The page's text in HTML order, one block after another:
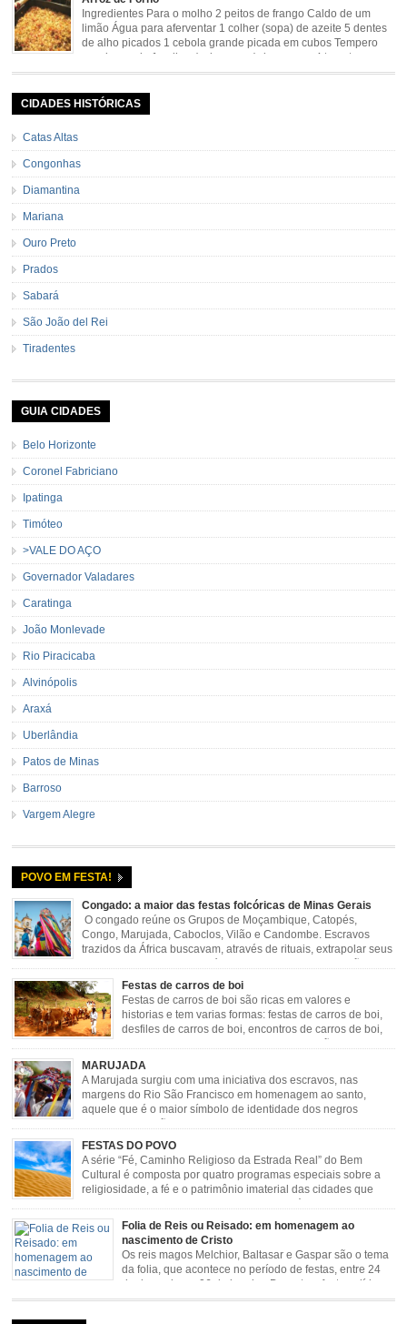
mineira/bananada#tempo-de-preparo
Ingredientes Para o molho 2 peitos de frango Caldo de um
limão Água para aferventar 1 colher (sopa) de azeite 5 dentes
de alho picados 1 cebola grande picada em cubos Tempero
caseiro verde 1 colher (sobremesa) de urucum 4 tomates sem
pele e sem sementes 1 pitada de noz moscada Salsa e cebolinha Pimenta
CIDADES HISTÓRICAS
Catas Altas
Congonhas
Diamantina
Mariana
Ouro Preto
Prados
Sabará
São João del Rei
Tiradentes
GUIA CIDADES
Belo Horizonte
Coronel Fabriciano
Ipatinga
Timóteo
>VALE DO AÇO
Governador Valadares
Caratinga
João Monlevade
Rio Piracicaba
Alvinópolis
Araxá
Uberlândia
Patos de Minas
Barroso
Vargem Alegre
POVO EM FESTA!
Congado: a maior das festas folcóricas de Minas Gerais
O congado reúne os Grupos de Moçambique, Catopés,
Congo, Marujada, Caboclos, Vilão e Candombe. Escravos
trazidos da África buscavam, através de rituais, extrapolar seus
sentimentos e culto a sua fé. O Congado nasceu da fusão
destes ritos com a religião católica, imposta aos negros pela Igreja, surgindo
novas histórias que envolviam, sobretudo, Nossa Senhora do […]
Festas de carros de boi
Festas de carros de boi são ricas em valores e
historias e tem varias formas: festas de carros de boi,
desfiles de carros de boi, encontros de carros de boi,
rodeios, carreatas de carros de boi, mutirão de carros
de boi, carreteada, carreiros, candeeiros, boiadas, carapinas, artesãos,
exposição agropecuária, ou seja é um ponto forte […]
MARUJADA
A Marujada surgiu com uma iniciativa dos escravos, nas
margens do Rio São Francisco em homenagem ao santo,
aquele que é o maior símbolo de identidade dos negros
sendo milagroso e grande protetor de suas causas. o ponto alto da festa de
São Benedito é a Marujada. […]
FESTAS DO POVO
A série “Fé, Caminho Religioso da Estrada Real” do Bem
Cultural é composta por quatro programas especiais sobre a
religiosidade, a fé e o patrimônio imaterial das cidades que
Senhora da Piedade (MG) e Nossa Senhora da Conceição Aparecida (SP)
pela Estrada Real. Quarto episódio […]
Folia de Reis ou Reisado: em homenagem ao
nascimento de Cristo
Os reis magos Melchior, Baltasar e Gaspar são o tema
da folia, que acontece no período de festas, entre 24
de dezembro e 06 de janeiro. Durante a festa, o líder e
seu contramestre lideram a música e o canto do grupo, passando pela